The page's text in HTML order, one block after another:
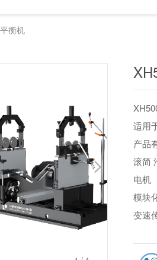
衡机
适用
产品
滚简
电机
模块
变速
高精度